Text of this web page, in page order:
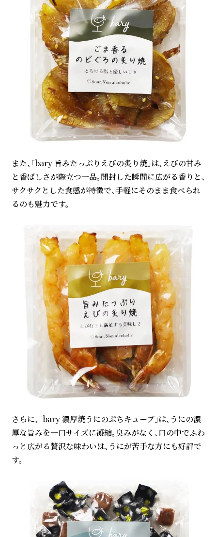
また、「bary 旨みたっぷりえびの炙り焼」は、えびの甘み
と香ばしさが際立つ一品。開封した瞬間に広がる香りと、
サクサクとした食感が特徴で、手軽にそのまま食べられ
るのも魅力です。
さらに、「bary 濃厚焼うにのぷちキューブ」は、うにの濃
厚な旨みを一口サイズに凝縮。臭みがなく、口の中でふわ
っと広がる贅沢な味わいは、うにが苦手な方にも好評で
す。